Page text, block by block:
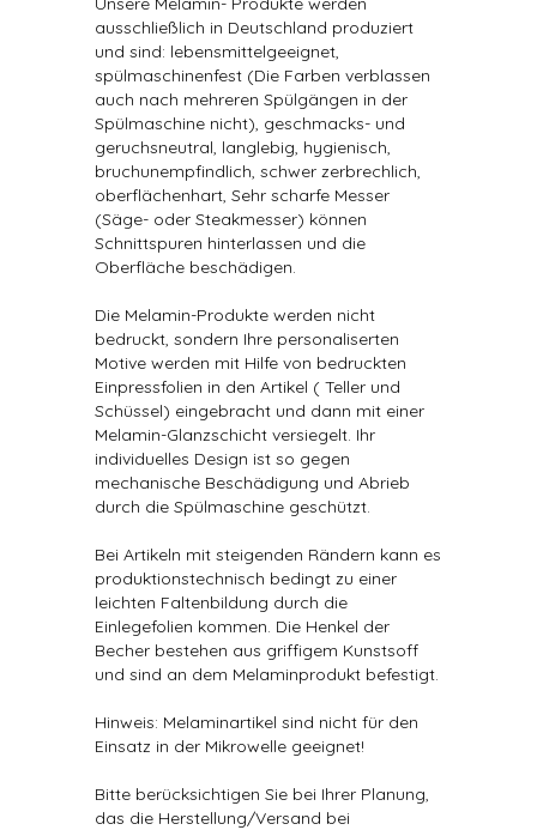
ausschließlich in Deutschland produziert
und sind: lebensmittelgeeignet,
spülmaschinenfest (Die Farben verblassen
auch nach mehreren Spülgängen in der
Spülmaschine nicht), geschmacks- und
geruchsneutral, langlebig, hygienisch,
bruchunempfindlich, schwer zerbrechlich,
oberflächenhart, Sehr scharfe Messer
(Säge- oder Steakmesser) können
Schnittspuren hinterlassen und die
Oberfläche beschädigen.
Die Melamin-Produkte werden nicht
bedruckt, sondern Ihre personaliserten
Motive werden mit Hilfe von bedruckten
Einpressfolien in den Artikel ( Teller und
Schüssel) eingebracht und dann mit einer
Melamin-Glanzschicht versiegelt. Ihr
individuelles Design ist so gegen
mechanische Beschädigung und Abrieb
durch die Spülmaschine geschützt.
Bei Artikeln mit steigenden Rändern kann es
produktionstechnisch bedingt zu einer
leichten Faltenbildung durch die
Einlegefolien kommen. Die Henkel der
Becher bestehen aus griffigem Kunstsoff
und sind an dem Melaminprodukt befestigt.
Hinweis: Melaminartikel sind nicht für den
Einsatz in der Mikrowelle geeignet!
Bitte berücksichtigen Sie bei Ihrer Planung,
das die Herstellung/Versand bei